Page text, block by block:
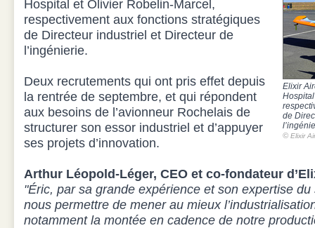
Elixir
de
© Elixir
Hospital et Olivier Robelin-Marcel,
respectivement aux fonctions stratégiques
de Directeur industriel et Directeur de
l’ingénierie.
Deux recrutements qui ont pris effet depuis
la rentrée de septembre, et qui répondent
aux besoins de l’avionneur Rochelais de
structurer son essor industriel et d’appuyer
ses projets d’innovation.
Arthur Léopold-Léger, CEO et co-fondateur
"Éric, par sa grande expérience et son expertise
nous permettre de mener au mieux
notamment la montée en cadence de notre